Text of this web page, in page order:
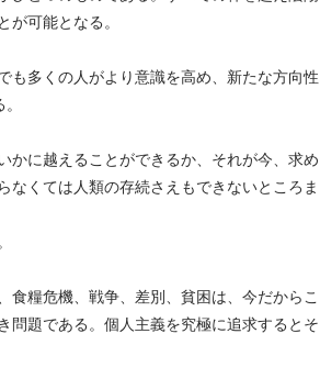
可能となる。
も多くの人がより意識を高め、新たな方向性
かに越えることができるか、それが今、求め
なくては人類の存続さえもできないところま
食糧危機、戦争、差別、貧困は、今だからこ
問題である。個人主義を究極に追求するとそ